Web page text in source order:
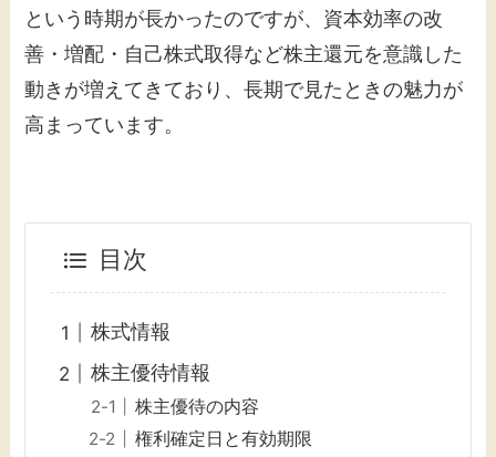
という時期が長かったのですが、資本効率の改
善・増配・自己株式取得など株主還元を意識した
動きが増えてきており、長期で見たときの魅力が
高まっています。
目次
株式情報
株主優待情報
株主優待の内容
権利確定日と有効期限